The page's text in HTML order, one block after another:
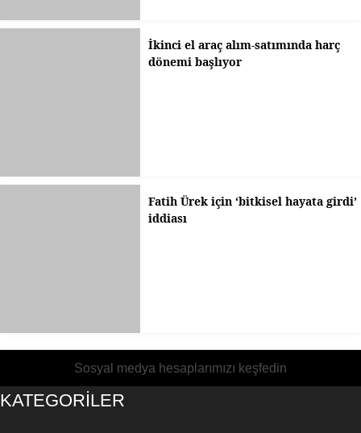
İkinci el araç alım-satımında harç
dönemi başlıyor
Fatih Ürek için ‘bitkisel hayata girdi’
iddiası
Sosyal medya hesaplarımızı keşfedin
KATEGORİLER